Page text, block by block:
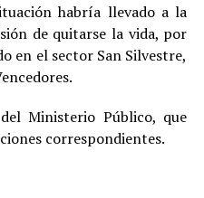
habría llevado a la
de quitarse la vida, por
en el sector San Silvestre,
Ministerio Público, que
correspondientes.